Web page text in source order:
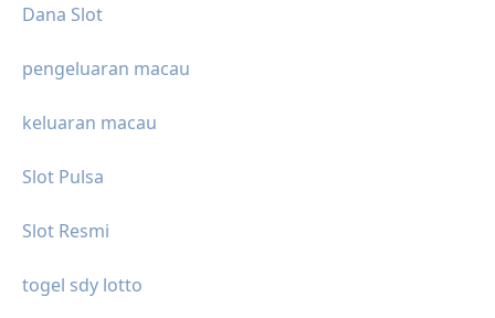
Dana Slot
pengeluaran macau
keluaran macau
Slot Pulsa
Slot Resmi
togel sdy lotto